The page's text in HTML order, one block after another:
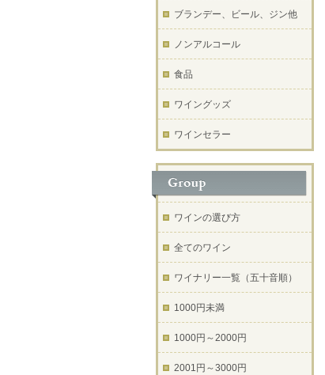
ブランデー、ビール、ジン他
ノンアルコール
食品
ワイングッズ
ワインセラー
ワインの選び方
全てのワイン
ワイナリー一覧（五十音順）
1000円未満
1000円～2000円
2001円～3000円